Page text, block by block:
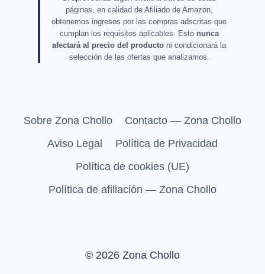
páginas, en calidad de Afiliado de Amazon,
obtenemos ingresos por las compras adscritas que
cumplan los requisitos aplicables. Esto nunca
afectará al precio del producto ni condicionará la
selección de las ofertas que analizamos.
Sobre Zona Chollo
Contacto — Zona Chollo
Aviso Legal
Política de Privacidad
Política de cookies (UE)
Política de afiliación — Zona Chollo
© 2026 Zona Chollo